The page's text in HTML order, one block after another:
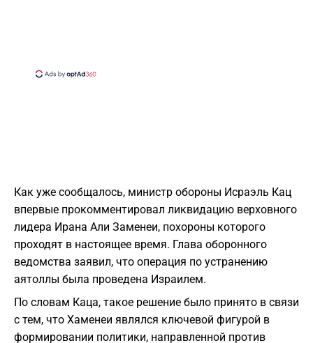
Как уже сообщалось, министр обороны Исраэль Кац
впервые прокомментировал ликвидацию верховного
лидера Ирана Али Заменеи, похороны которого
проходят в настоящее время. Глава оборонного
ведомства заявил, что операция по устранению
аятоллы была проведена Израилем.
По словам Каца, такое решение было принято в связи
с тем, что Хаменеи являлся ключевой фигурой в
формировании политики, направленной против